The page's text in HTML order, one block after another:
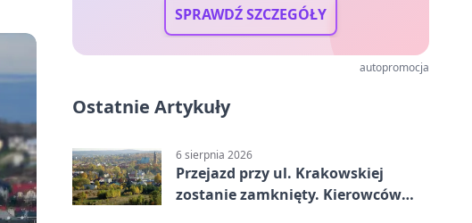
SPRAWDŹ SZCZEGÓŁY
autopromocja
Ostatnie Artykuły
6 sierpnia 2026
Przejazd przy ul. Krakowskiej
zostanie zamknięty. Kierowców